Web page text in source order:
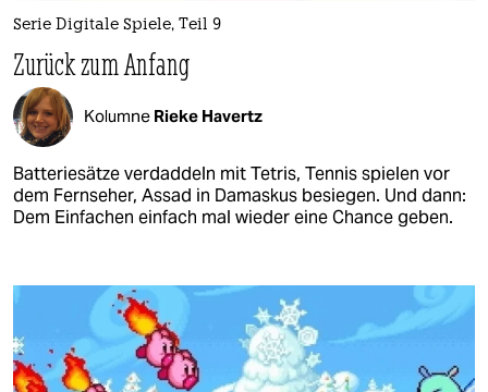
Serie Digitale Spiele, Teil 9
Zurück zum Anfang
Kolumne Rieke Havertz
Batteriesätze verdaddeln mit Tetris, Tennis spielen vor
dem Fernseher, Assad in Damaskus besiegen. Und dann:
Dem Einfachen einfach mal wieder eine Chance geben.